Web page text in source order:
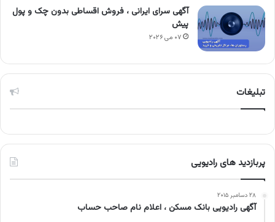
آگهی سرای ایرانی ، فروش اقساطی بدون چک و پول
پیش
۰۷ می ۲۰۲۶
تبلیغات
پربازدید های رادیویی
۲۸ دسامبر ۲۰۱۵
آگهی رادیویی بانک مسکن ، اعلام نام صاحب حساب